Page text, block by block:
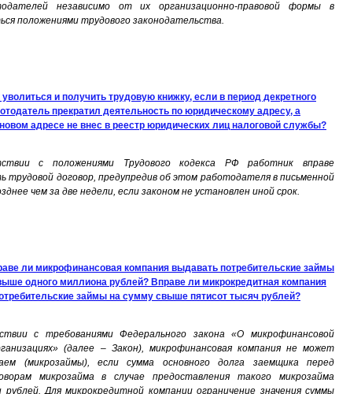
независимо от их организационно-правовой формы в
положениями трудового законодательства.
уволиться и получить трудовую книжку, если в период декретного
прекратил деятельность по юридическому адресу, а
адресе не внес в реестр юридических лиц налоговой службы?
с положениями Трудового кодекса РФ работник вправе
трудовой договор, предупредив об этом работодателя в письменной
чем за две недели, если законом не установлен иной срок.
ли микрофинансовая компания выдавать потребительские займы
одного миллиона рублей? Вправе ли микрокредитная компания
займы на сумму свыше пятисот тысяч рублей?
с требованиями Федерального закона «О микрофинансовой
(далее – Закон), микрофинансовая компания не может
(микрозаймы), если сумма основного долга заемщика перед
микрозайма в случае предоставления такого микрозайма
Для микрокредитной компании ограничение значения суммы